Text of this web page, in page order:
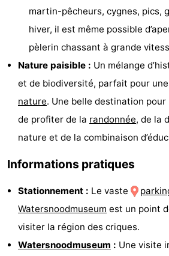
van
Schouwen
Schouwse
Valleien
Soeten
Blick
Zeeland
Village
Zeeuwse
Kust
-
Zonnedorp
-
Hof
Last
martin-pêcheurs, cygnes, pics,
hiver, il est même possible
pèlerin chassant à grande
Nature paisible : Un mélange
et de biodiversité, parfait pour
nature. Une belle destination
de profiter de la randonnée, de la
nature et de la combinaison
Informations pratiques
Stationnement : Le vaste
Watersnoodmuseum est un point
visiter la région des criques.
Watersnoodmuseum : Une visite